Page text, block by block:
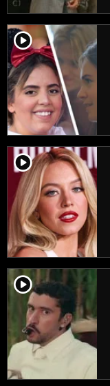
player2
player2
player2